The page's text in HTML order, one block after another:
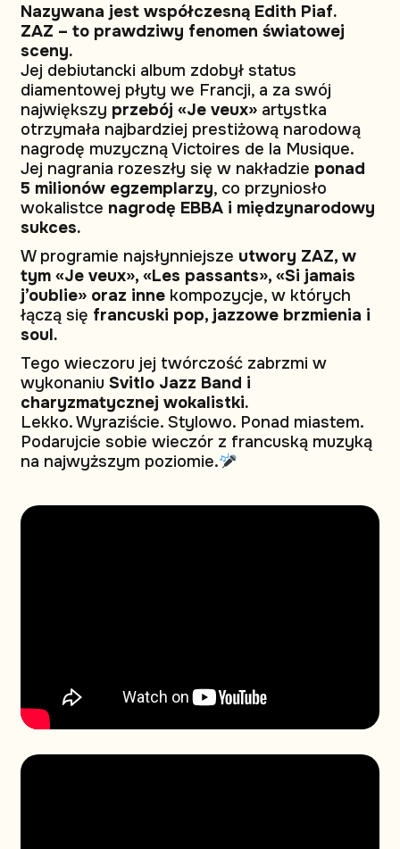
Nazywana jest współczesną Edith Piaf.
ZAZ – to prawdziwy fenomen światowej
sceny.
Jej debiutancki album zdobył status
diamentowej płyty we Francji, a za swój
największy przebój «Je veux»artystka
otrzymała najbardziej prestiżową narodową
nagrodę muzyczną Victoires de la Musique.
Jej nagrania rozeszły się w nakładzie ponad
5 milionów egzemplarzy, co przyniosło
wokalistce nagrodę EBBA i międzynarodowy
sukces.
W programie najsłynniejsze utwory ZAZ, w
tym «Je veux», «Les passants», «Si jamais
j’oublie» oraz innekompozycje, w których
łączą się francuski pop, jazzowe brzmienia i
soul.
Tego wieczoru jej twórczość zabrzmi w
wykonaniu Svitlo Jazz Band i
charyzmatycznej wokalistki.
Lekko. Wyraziście. Stylowo. Ponad miastem.
Podarujcie sobie wieczór z francuską muzyką
na najwyższym poziomie.